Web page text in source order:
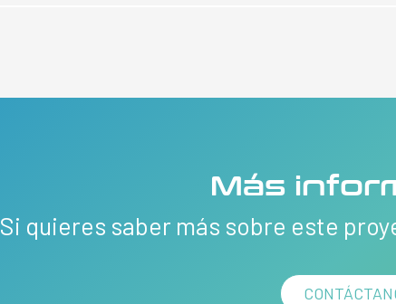
Más
Si quieres saber más sobre este